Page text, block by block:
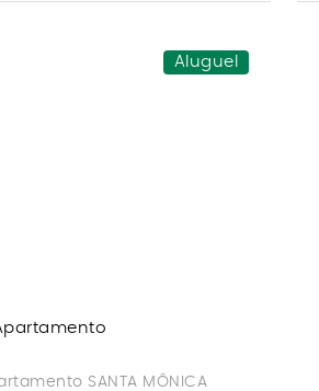
Aluguel
SANTA MÔNICA